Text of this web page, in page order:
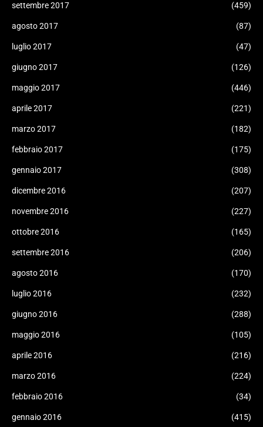
settembre 2017 (459)
agosto 2017 (87)
luglio 2017 (47)
giugno 2017 (126)
maggio 2017 (446)
aprile 2017 (221)
marzo 2017 (182)
febbraio 2017 (175)
gennaio 2017 (308)
dicembre 2016 (207)
novembre 2016 (227)
ottobre 2016 (165)
settembre 2016 (206)
agosto 2016 (170)
luglio 2016 (232)
giugno 2016 (288)
maggio 2016 (105)
aprile 2016 (216)
marzo 2016 (224)
febbraio 2016 (34)
gennaio 2016 (415)